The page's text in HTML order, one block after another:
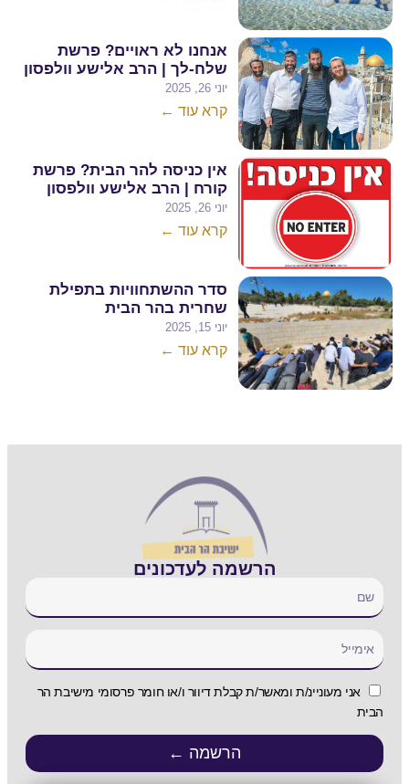
אנחנו לא ראויים? פרשת
שלח-לך | הרב אלישע וולפסון
יוני 26, 2025
קרא עוד ←
אין כניסה להר הבית? פרשת
קורח | הרב אלישע וולפסון
יוני 26, 2025
קרא עוד ←
סדר ההשתחוויות בתפילת
שחרית בהר הבית
יוני 15, 2025
קרא עוד ←
הרשמה לעדכונים
אני מעוניינ/ת ומאשר/ת קבלת דיוור ו/או חומר פרסומי מישיבת הר
הבית
הרשמה ←